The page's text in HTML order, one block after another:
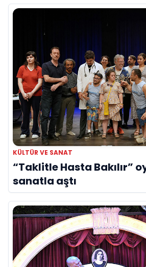
KÜLTÜR VE SANAT
“Taklitle Hasta Bakılır”
sanatla aştı